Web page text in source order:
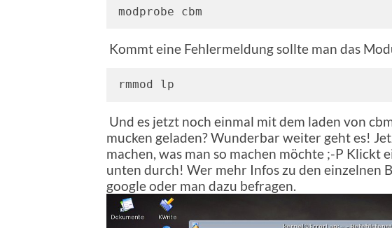
modprobe cbm
Kommt eine Fehlermeldung sollte man das
rmmod lp
Und es jetzt noch einmal mit dem laden von
mucken geladen? Wunderbar weiter geht es!
machen, was man so machen möchte ;-P Klickt
unten durch! Wer mehr Infos zu den einzelnen
google oder man dazu befragen.